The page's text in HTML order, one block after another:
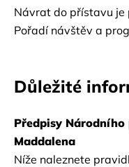
Návrat do přístavu je
Pořadí návštěv a
Důležité
Předpisy
Maddalena
Níže naleznete